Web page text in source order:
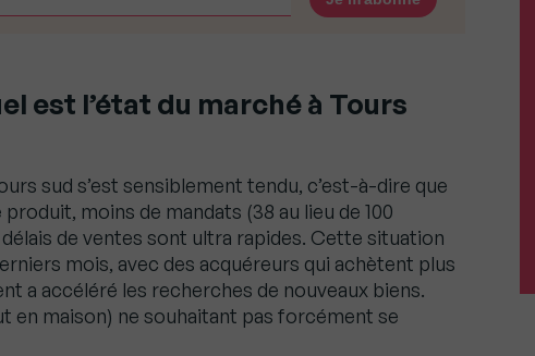
est l’état du marché à Tours
sud s’est sensiblement tendu, c’est-à-dire que
moins de mandats (38 au lieu de 100
de ventes sont ultra rapides. Cette situation
mois, avec des acquéreurs qui achètent plus
a accéléré les recherches de nouveaux biens.
en maison) ne souhaitant pas forcément se